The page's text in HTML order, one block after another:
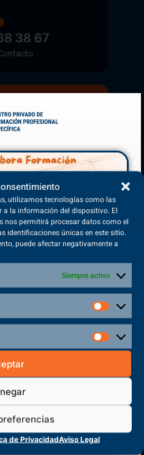
utilizamos tecnologías como las
la información del dispositivo. El
nos permitirá procesar datos como el
identificaciones únicas en este sitio.
puede afectar negativamente a
Siempre activo
de PrivacidadAviso Legal
38 67
Abierta
ahora!
Cazalegas - Toledo
FORMACIÓN